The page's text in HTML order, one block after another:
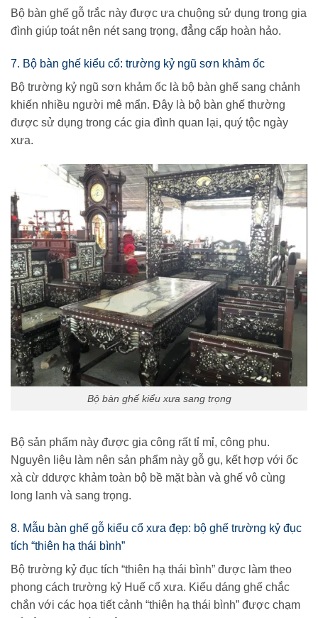
Bộ bàn ghế gỗ trắc này được ưa chuộng sử dụng trong gia
đình giúp toát nên nét sang trọng, đẳng cấp hoàn hảo.
7. Bộ bàn ghế kiểu cổ: trường kỷ ngũ sơn khảm ốc
Bộ trường kỷ ngũ sơn khảm ốc là bộ bàn ghế sang chảnh
khiến nhiều người mê mẩn. Đây là bộ bàn ghế thường
được sử dụng trong các gia đình quan lại, quý tộc ngày
xưa.
Bộ bàn ghế kiểu xưa sang trọng
Bộ sản phẩm này được gia công rất tỉ mỉ, công phu.
Nguyên liệu làm nên sản phẩm này gỗ gụ, kết hợp với ốc
xà cừ ddược khảm toàn bộ bề mặt bàn và ghế vô cùng
long lanh và sang trọng.
8. Mẫu bàn ghế gỗ kiểu cổ xưa đẹp: bộ ghế trường kỷ đục
tích “thiên hạ thái bình”
Bộ trường kỷ đục tích “thiên hạ thái bình” được làm theo
phong cách trường kỷ Huế cổ xưa. Kiểu dáng ghế chắc
chắn với các họa tiết cảnh “thiên hạ thái bình” được chạm